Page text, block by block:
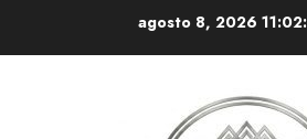
agosto 8, 2026